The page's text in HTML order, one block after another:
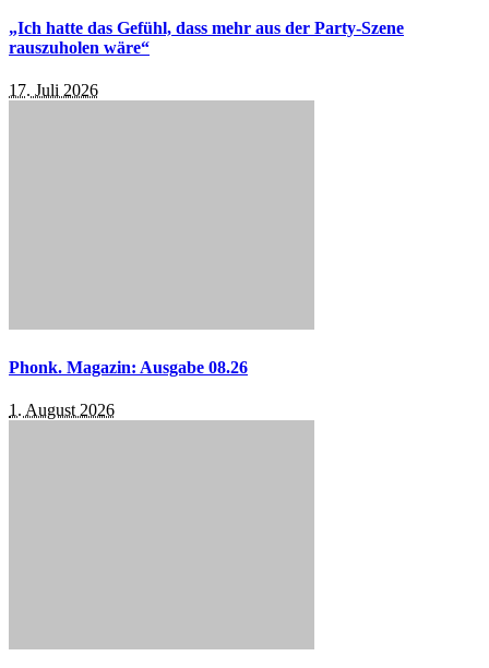
„Ich hatte das Gefühl, dass mehr aus der Party-Szene
rauszuholen wäre“
17. Juli 2026
Phonk. Magazin: Ausgabe 08.26
1. August 2026